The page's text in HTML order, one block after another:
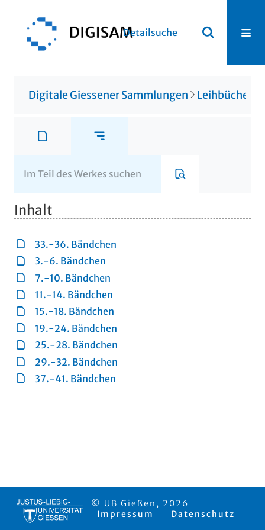
Detailsuche
Digitale Giessener Sammlungen
Inhalt
33.-36. Bändchen
3.-6. Bändchen
7.-10. Bändchen
11.-14. Bändchen
15.-18. Bändchen
19.-24. Bändchen
25.-28. Bändchen
29.-32. Bändchen
37.-41. Bändchen
© UB Gießen, 2026
Impressum
Datenschutz